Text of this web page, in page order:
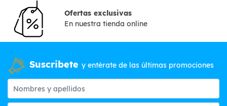
Ofertas exclusivas
En nuestra tienda online
Suscribete y entérate de las últimas promociones